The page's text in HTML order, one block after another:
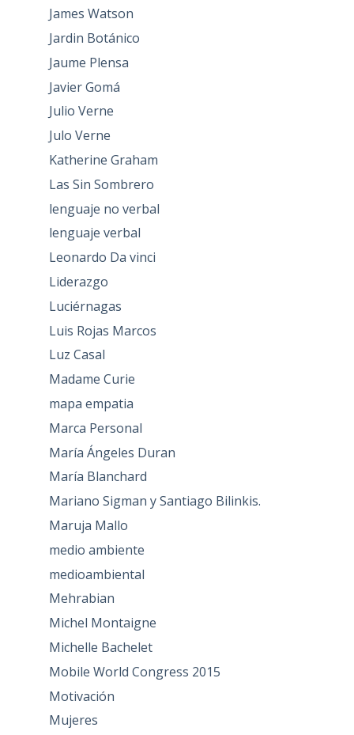
James Watson
Jardin Botánico
Jaume Plensa
Javier Gomá
Julio Verne
Julo Verne
Katherine Graham
Las Sin Sombrero
lenguaje no verbal
lenguaje verbal
Leonardo Da vinci
Liderazgo
Luciérnagas
Luis Rojas Marcos
Luz Casal
Madame Curie
mapa empatia
Marca Personal
María Ángeles Duran
María Blanchard
Mariano Sigman y Santiago Bilinkis.
Maruja Mallo
medio ambiente
medioambiental
Mehrabian
Michel Montaigne
Michelle Bachelet
Mobile World Congress 2015
Motivación
Mujeres